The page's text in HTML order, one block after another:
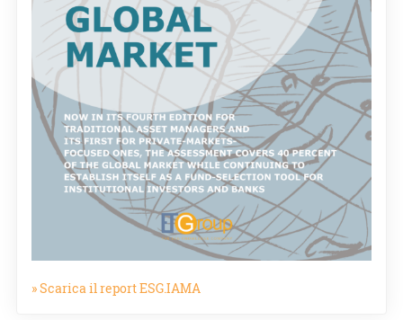
» Scarica il report ESG.IAMA